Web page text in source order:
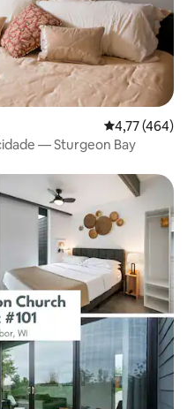
4,77 de uma
4,77 (464)
— Sturgeon Bay
hóspedes